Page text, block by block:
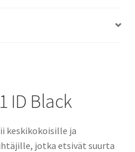
ID Black
keskikokoisille ja
jotka etsivät suurta